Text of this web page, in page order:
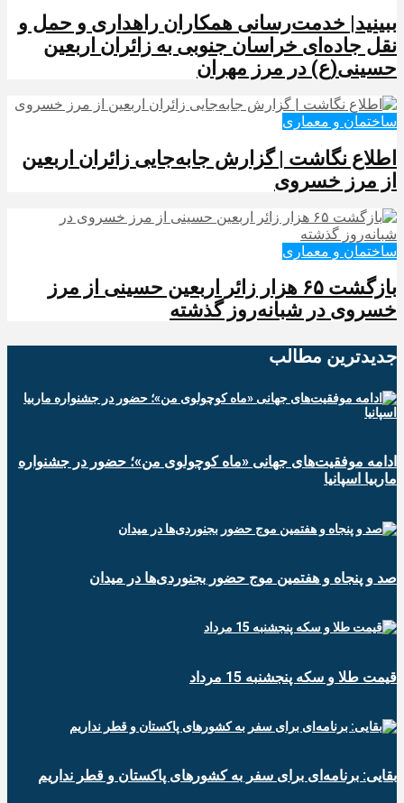
ببینید| خدمت‌رسانی همکاران راهداری و حمل و
نقل جاده‌ای خراسان جنوبی به زائران اربعین
حسینی(ع) در مرز مهران
ساختمان و معماری
️اطلاع نگاشت | گزارش جابه‌جایی زائران اربعین
از مرز خسروی
ساختمان و معماری
️بازگشت ۶۵ هزار زائر اربعین حسینی از مرز
خسروی در شبانه‌روز گذشته
جدیدترین‌ مطالب
ادامه موفقیت‌های جهانی «ماه کوچولوی من»؛ حضور در جشنواره
ماربیا اسپانیا
صد و پنجاه و هفتمین موج حضور بجنوردی‌ها در میدان
قیمت طلا و سکه پنجشنبه 15 مرداد
بقایی: برنامه‌ای برای سفر به کشورهای پاکستان و قطر نداریم